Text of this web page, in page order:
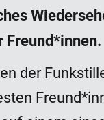
Freund*innen.
der